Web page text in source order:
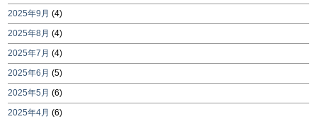
2025年9月 (4)
2025年8月 (4)
2025年7月 (4)
2025年6月 (5)
2025年5月 (6)
2025年4月 (6)